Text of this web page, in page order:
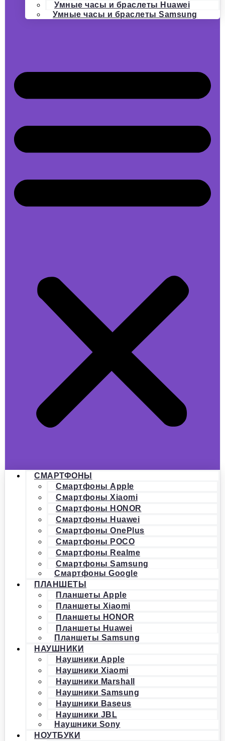
Умные часы и браслеты Huawei
Умные часы и браслеты Samsung
СМАРТФОНЫ
Смартфоны Apple
Смартфоны Xiaomi
Смартфоны HONOR
Смартфоны Huawei
Смартфоны OnePlus
Смартфоны POCO
Смартфоны Realme
Смартфоны Samsung
Смартфоны Google
ПЛАНШЕТЫ
Планшеты Apple
Планшеты Xiaomi
Планшеты HONOR
Планшеты Huawei
Планшеты Samsung
НАУШНИКИ
Наушники Apple
Наушники Xiaomi
Наушники Marshall
Наушники Samsung
Наушники Baseus
Наушники JBL
Наушники Sony
НОУТБУКИ